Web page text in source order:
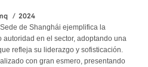
2024
de Shanghái ejemplifica la
autoridad en el sector, adoptando una
refleja su liderazgo y sofisticación.
con gran esmero, presentando